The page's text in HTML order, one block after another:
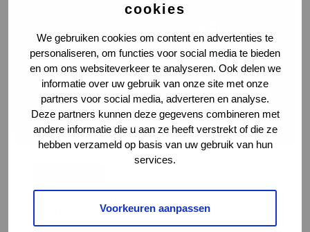
cookies
We gebruiken cookies om content en advertenties te
personaliseren, om functies voor social media te bieden
en om ons websiteverkeer te analyseren. Ook delen we
informatie over uw gebruik van onze site met onze
partners voor social media, adverteren en analyse.
Deze partners kunnen deze gegevens combineren met
andere informatie die u aan ze heeft verstrekt of die ze
hebben verzameld op basis van uw gebruik van hun
services.
Voorkeuren aanpassen